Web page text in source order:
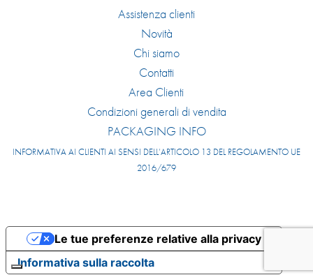
Assistenza clienti
Novità
Chi siamo
Contatti
Area Clienti
Condizioni generali di vendita
PACKAGING INFO
INFORMATIVA AI CLIENTI AI SENSI DELL’ARTICOLO 13 DEL REGOLAMENTO UE
2016/679
Informativa sulla raccolta
Le tue preferenze relative alla privacy